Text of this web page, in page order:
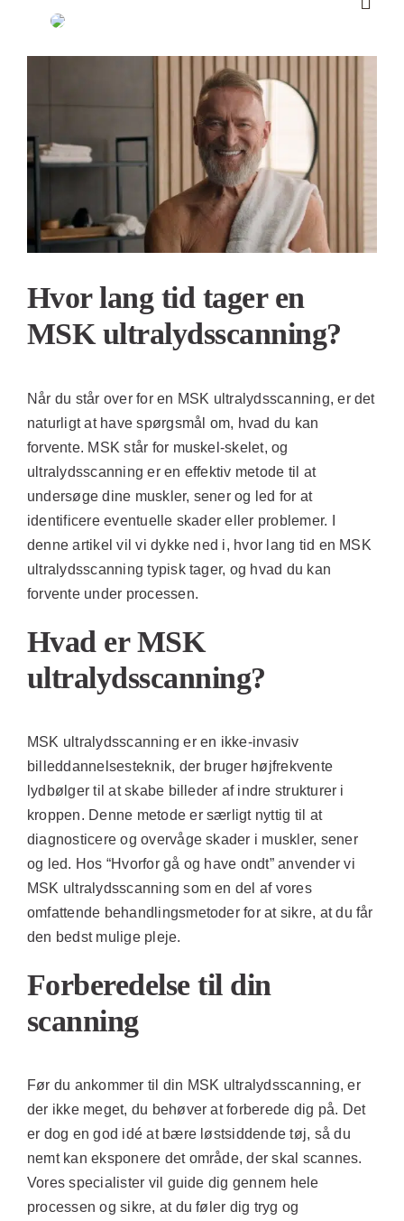
content
Hvor lang tid tager en
MSK ultralydsscanning?
Når du står over for en MSK ultralydsscanning, er det
naturligt at have spørgsmål om, hvad du kan
forvente. MSK står for muskel-skelet, og
ultralydsscanning er en effektiv metode til at
undersøge dine muskler, sener og led for at
identificere eventuelle skader eller problemer. I
denne artikel vil vi dykke ned i, hvor lang tid en MSK
ultralydsscanning typisk tager, og hvad du kan
forvente under processen.
Hvad er MSK
ultralydsscanning?
MSK ultralydsscanning er en ikke-invasiv
billeddannelsesteknik, der bruger højfrekvente
lydbølger til at skabe billeder af indre strukturer i
kroppen. Denne metode er særligt nyttig til at
diagnosticere og overvåge skader i muskler, sener
og led. Hos “Hvorfor gå og have ondt” anvender vi
MSK ultralydsscanning som en del af vores
omfattende behandlingsmetoder for at sikre, at du får
den bedst mulige pleje.
Forberedelse til din
scanning
Før du ankommer til din MSK ultralydsscanning, er
der ikke meget, du behøver at forberede dig på. Det
er dog en god idé at bære løstsiddende tøj, så du
nemt kan eksponere det område, der skal scannes.
Vores specialister vil guide dig gennem hele
processen og sikre, at du føler dig tryg og